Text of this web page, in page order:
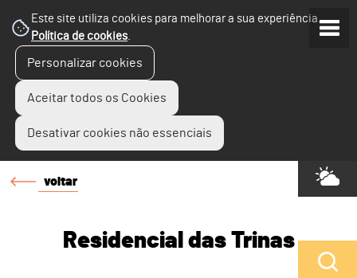
Este site utiliza cookies para melhorar a sua experiência.
Política de cookies.
Personalizar cookies
Aceitar todos os Cookies
Desativar cookies não essenciais
voltar
Residencial das Trinas